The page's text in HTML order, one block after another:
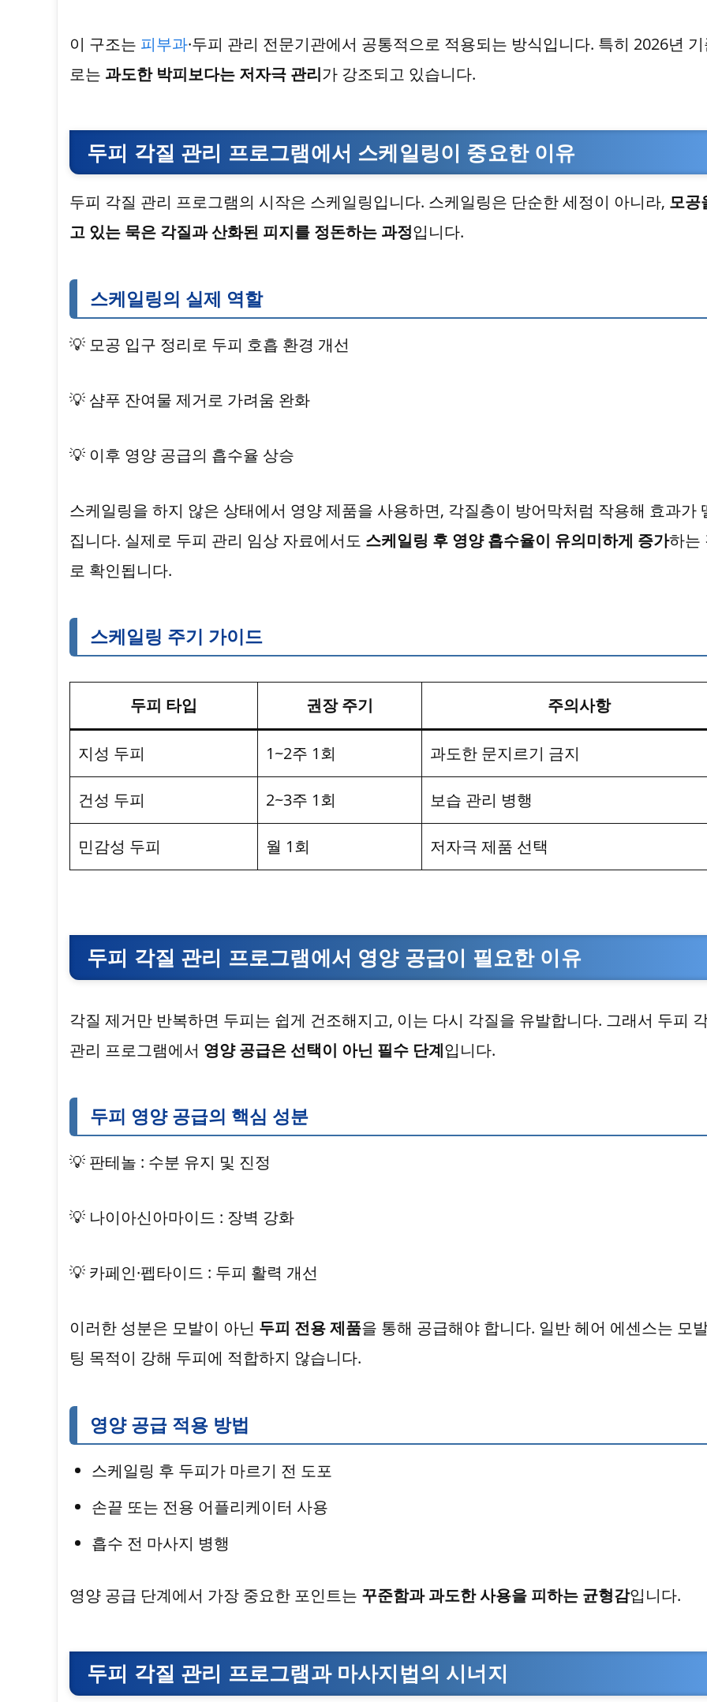
이 구조는 피부과·두피 관리 전문기관에서 공통적으로 적용되는 방식입니다. 특히 2026년
로는 과도한 박피보다는 저자극 관리가 강조되고 있습니다.
두피 각질 관리 프로그램에서 스케일링이 중요한 이유
두피 각질 관리 프로그램의 시작은 스케일링입니다. 스케일링은 단순한 세정이 아니라, 모공
고 있는 묵은 각질과 산화된 피지를 정돈하는 과정입니다.
스케일링의 실제 역할
💡 모공 입구 정리로 두피 호흡 환경 개선
💡 샴푸 잔여물 제거로 가려움 완화
💡 이후 영양 공급의 흡수율 상승
스케일링을 하지 않은 상태에서 영양 제품을 사용하면, 각질층이 방어막처럼 작용해 효과가
집니다. 실제로 두피 관리 임상 자료에서도 스케일링 후 영양 흡수율이 유의미하게 증가하는
로 확인됩니다.
스케일링 주기 가이드
두피 타입 권장 주기 주의사항
지성 두피 1~2주 1회 과도한 문지르기 금지
건성 두피 2~3주 1회 보습 관리 병행
민감성 두피 월 1회 저자극 제품 선택
두피 각질 관리 프로그램에서 영양 공급이 필요한 이유
각질 제거만 반복하면 두피는 쉽게 건조해지고, 이는 다시 각질을 유발합니다. 그래서 두피
관리 프로그램에서 영양 공급은 선택이 아닌 필수 단계입니다.
두피 영양 공급의 핵심 성분
💡 판테놀 : 수분 유지 및 진정
💡 나이아신아마이드 : 장벽 강화
💡 카페인·펩타이드 : 두피 활력 개선
이러한 성분은 모발이 아닌 두피 전용 제품을 통해 공급해야 합니다. 일반 헤어 에센스는 모
팅 목적이 강해 두피에 적합하지 않습니다.
영양 공급 적용 방법
스케일링 후 두피가 마르기 전 도포
손끝 또는 전용 어플리케이터 사용
흡수 전 마사지 병행
영양 공급 단계에서 가장 중요한 포인트는 꾸준함과 과도한 사용을 피하는 균형감입니다.
두피 각질 관리 프로그램과 마사지법의 시너지